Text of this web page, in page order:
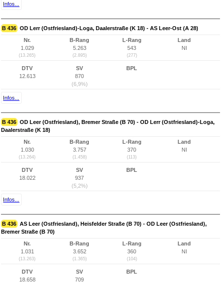
Infos...
B 436 OD Lerr (Ostfriesland)-Loga, Daalerstraße (K 18) - AS Leer-Ost (A 28)
Nr.
1.029
(13.265)
B-Rang
5.263
(2.895)
L-Rang
543
(277)
Land
NI
DTV
12.613
SV
870
(6,9%)
BPL
Infos...
B 436 OD Leer (Ostfriesland), Bremer Straße (B 70) - OD Lerr (Ostfriesland)-Loga,
Daalerstraße (K 18)
Nr.
1.030
(13.264)
B-Rang
3.757
(1.458)
L-Rang
370
(113)
Land
NI
DTV
18.022
SV
937
(5,2%)
BPL
Infos...
B 436 AS Leer (Ostfriesland), Heisfelder Straße (B 70) - OD Leer (Ostfriesland),
Bremer Straße (B 70)
Nr.
1.031
(13.263)
B-Rang
3.652
(1.365)
L-Rang
360
(104)
Land
NI
DTV
18.658
SV
709
BPL